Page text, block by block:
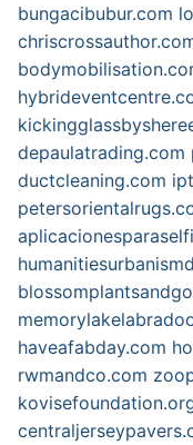
bungacibubur.com
depaulatrading.com
ductcleaning.com
haveafabday.com
rwmandco.com